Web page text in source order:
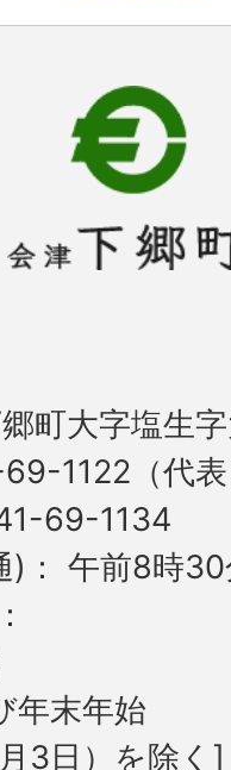
町大字塩生
1122（代
69-1134
)
午前8時
年末年始
3日）を除く]